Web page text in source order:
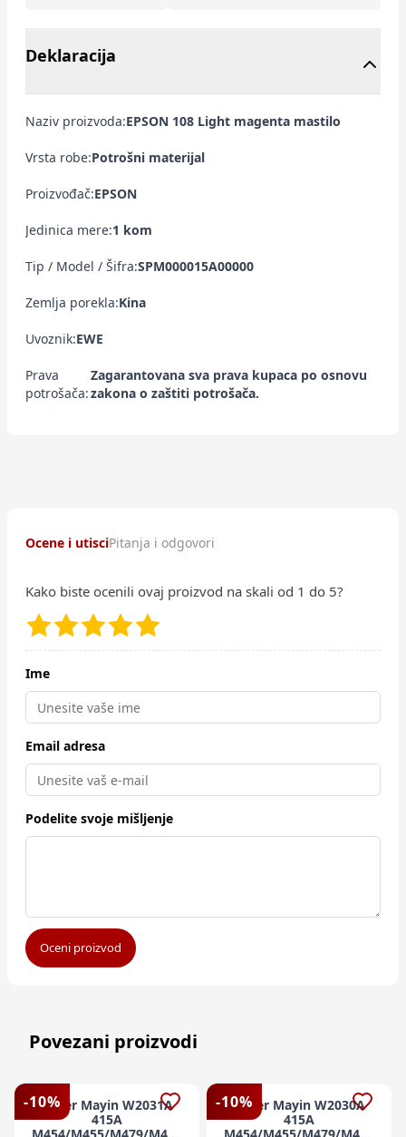
Deklaracija
Naziv proizvoda:EPSON 108 Light magenta mastilo
Vrsta robe:Potrošni materijal
Proizvođač:EPSON
Jedinica mere:1 kom
Tip / Model / Šifra:SPM000015A00000
Zemlja porekla:Kina
Uvoznik:EWE
Prava
potrošača:
Zagarantovana sva prava kupaca po osnovu
zakona o zaštiti potrošača.
Ocene i utisciPitanja i odgovori
Kako biste ocenili ovaj proizvod na skali od 1 do 5?
Ime
Email adresa
Podelite svoje mišljenje
Oceni proizvod
Povezani proizvodi
-10%
Toner Mayin W2031A
415A
-10%
Toner Mayin W2030A
415A